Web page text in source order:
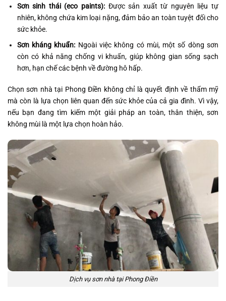
Sơn sinh thái (eco paints): Được sản xuất từ nguyên liệu tự
nhiên, không chứa kim loại nặng, đảm bảo an toàn tuyệt đối cho
sức khỏe.
Sơn kháng khuẩn: Ngoài việc không có mùi, một số dòng sơn
còn có khả năng chống vi khuẩn, giúp không gian sống sạch
hơn, hạn chế các bệnh về đường hô hấp.
Chọn sơn nhà tại Phong Điền không chỉ là quyết định về thẩm mỹ
mà còn là lựa chọn liên quan đến sức khỏe của cả gia đình. Vì vậy,
nếu bạn đang tìm kiếm một giải pháp an toàn, thân thiện, sơn
không mùi là một lựa chọn hoàn hảo.
Dịch vụ sơn nhà tại Phong Điền